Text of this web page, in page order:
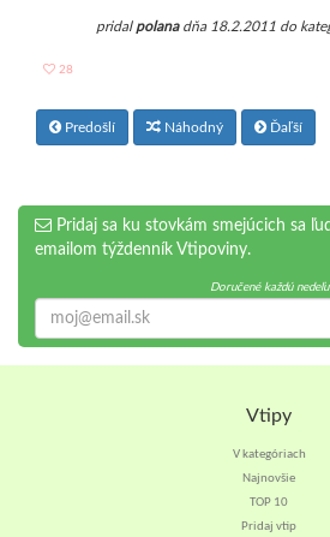
pridal polanadňa 18.2.2011 do
28
Predošlí Náhodný Ďaľší
Pridaj sa ku stovkám smejúcich sa
emailom týždenník Vtipoviny.
Doručené každú nedeľu
Vtipy
V kategóriach
Najnovšie
TOP 10
Pridaj vtip